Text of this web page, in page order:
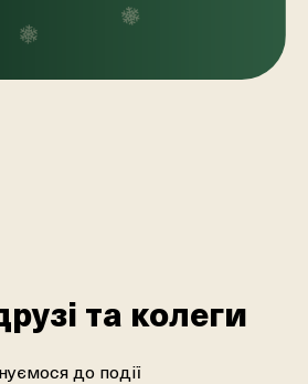
та колеги
до події